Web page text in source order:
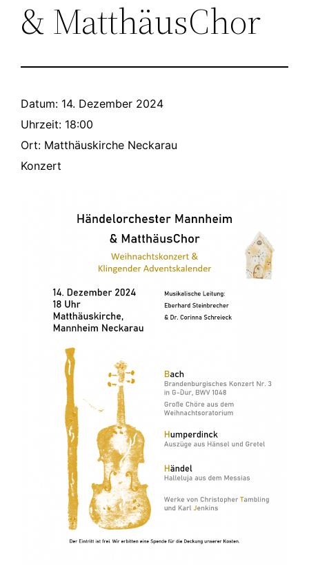
& MatthäusChor
Datum: 14. Dezember 2024
Uhrzeit: 18:00
Ort: Matthäuskirche Neckarau
Konzert